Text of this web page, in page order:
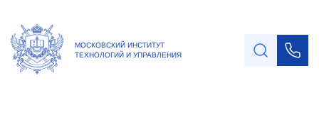
МОСКОВСКИЙ ИНСТИТУТ
ТЕХНОЛОГИЙ И УПРАВЛЕНИЯ